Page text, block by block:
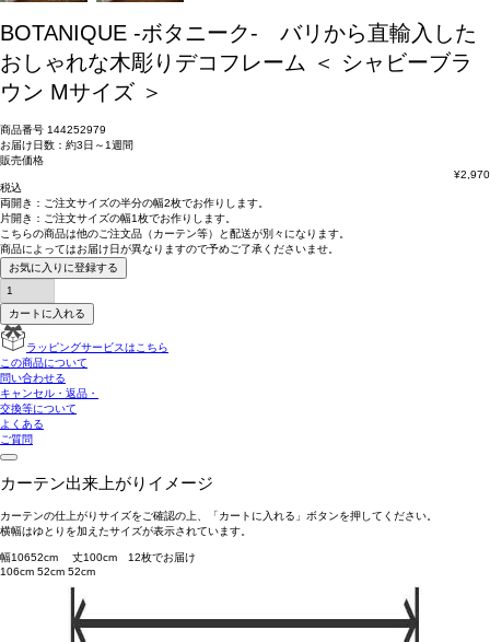
BOTANIQUE -ボタニーク- バリから直輸入した
おしゃれな木彫りデコフレーム ＜ シャビーブラ
ウン Mサイズ ＞
商品番号 144252979
お届け日数：約3日～1週間
販売価格
¥2,970
税込
両開き： ご注文サイズの半分の幅2枚でお作りします。
片開き： ご注文サイズの幅1枚でお作りします。
こちらの商品は他のご注文品（カーテン等）と配送が別々 になります。
商品によってはお届け日が異なりますので予めご了承くださいませ。
お気に入りに登録する
カートに入れる
ラッピングサービスはこちら
この商品について
問い合わせる
キャンセル・返品・
交換等について
よくある
ご質問
カーテン出来上がりイメージ
カーテンの仕上がりサイズをご確認の上、「カートに入れる」ボタンを押してください。
横幅はゆとりを加えたサイズが表示されています。
幅10652cm 丈100cm 12枚でお届け
106cm 52cm 52cm